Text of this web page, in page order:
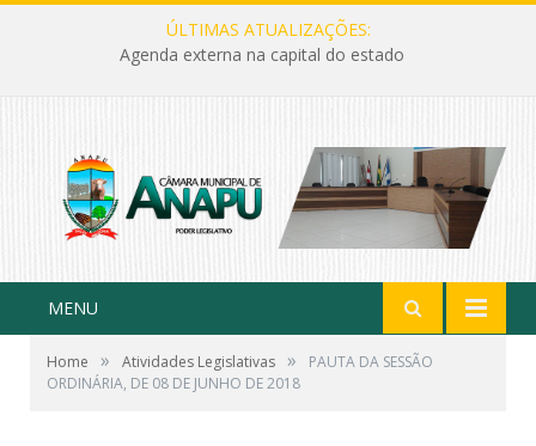
ÚLTIMAS ATUALIZAÇÕES:
Agenda externa na capital do estado
MENU
Home » Atividades Legislativas »
PAUTA DA SESSÃO
ORDINÁRIA, DE 08 DE JUNHO DE 2018